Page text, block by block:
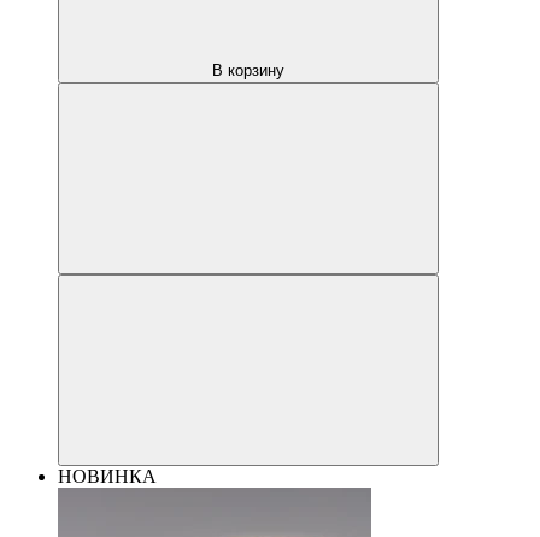
В корзину
НОВИНКА